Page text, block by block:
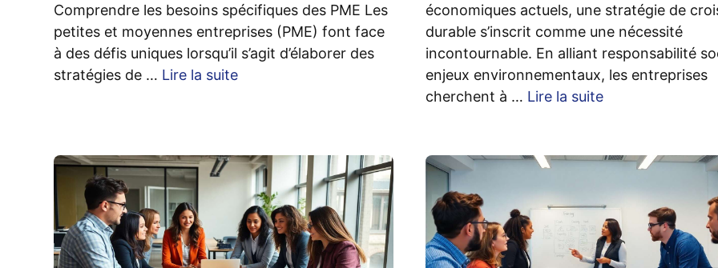
Comprendre les besoins spécifiques des PME Les
petites et moyennes entreprises (PME) font face
à des défis uniques lorsqu’il s’agit d’élaborer des
stratégies de … Lire la suite
économiques actuels, une stratégie de
durable s’inscrit comme une nécessité
incontournable. En alliant responsabilité
enjeux environnementaux, les entreprises
cherchent à … Lire la suite